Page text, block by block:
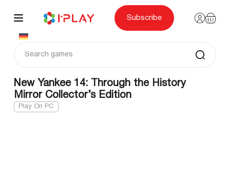
content
Subscribe
New Yankee 14: Through the History
Mirror Collector’s Edition
Play On PC